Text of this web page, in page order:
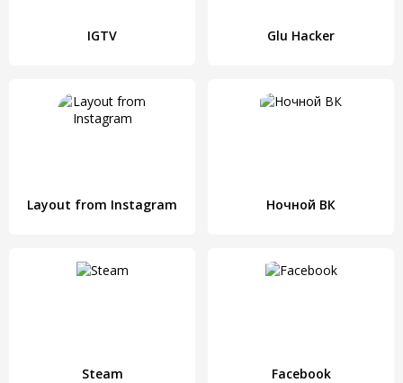
IGTV Glu Hacker
Layout from Instagram Ночной ВК
Steam Facebook